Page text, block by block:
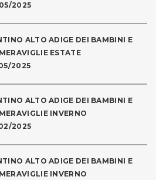
2025
ALTO ADIGE DEI BAMBINI E
ESTATE
2025
ALTO ADIGE DEI BAMBINI E
INVERNO
2025
ALTO ADIGE DEI BAMBINI E
INVERNO